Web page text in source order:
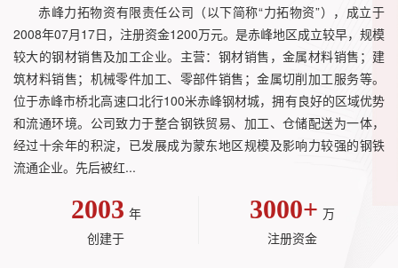
赤峰力拓物资有限责任公司（以下简称“力拓物资”），成立于
2008年07月17日，注册资金1200万元。是赤峰地区成立较早，规模
较大的钢材销售及加工企业。主营：钢材销售，金属材料销售；建
筑材料销售；机械零件加工、零部件销售；金属切削加工服务等。
位于赤峰市桥北高速口北行100米赤峰钢材城，拥有良好的区域优势
和流通环境。公司致力于整合钢铁贸易、加工、仓储配送为一体，
经过十余年的积淀，已发展成为蒙东地区规模及影响力较强的钢铁
流通企业。先后被红...
2003 年
创建于
3000+ 万
注册资金